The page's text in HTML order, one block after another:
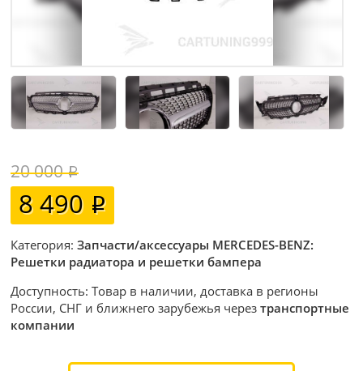
20 000
8 490
Категория:Запчасти/аксессуары MERCEDES-BENZ:
Решетки радиатора и решетки бампера
Доступность: Товар в наличии, доставка в регионы
России, СНГ и ближнего зарубежья черезтранспортные
компании